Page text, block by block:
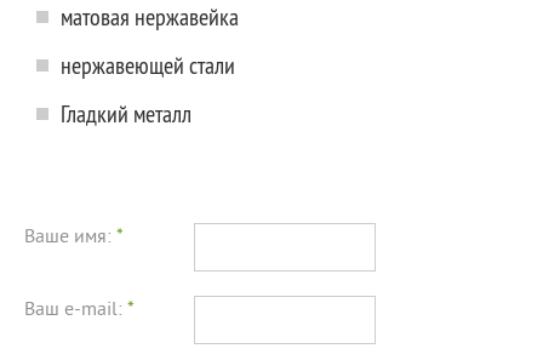
матовая нержавейка
нержавеющей стали
Гладкий металл
Ваше имя: *
Ваш e-mail: *